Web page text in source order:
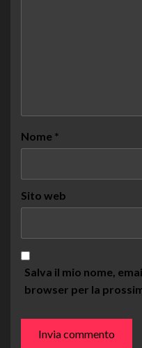
Nome *
Sito web
Salva il mio nome,
browser per la